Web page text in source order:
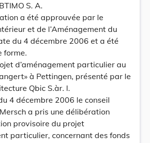
S. A.
a été approuvée par le
et de l’Aménagement du
du 4 décembre 2006 et a été
forme.
d’aménagement particulier au
à Pettingen, présenté par le
Qbic S.àr. l.
4 décembre 2006 le conseil
a pris une délibération
provisoire du projet
particulier, concernant des fonds